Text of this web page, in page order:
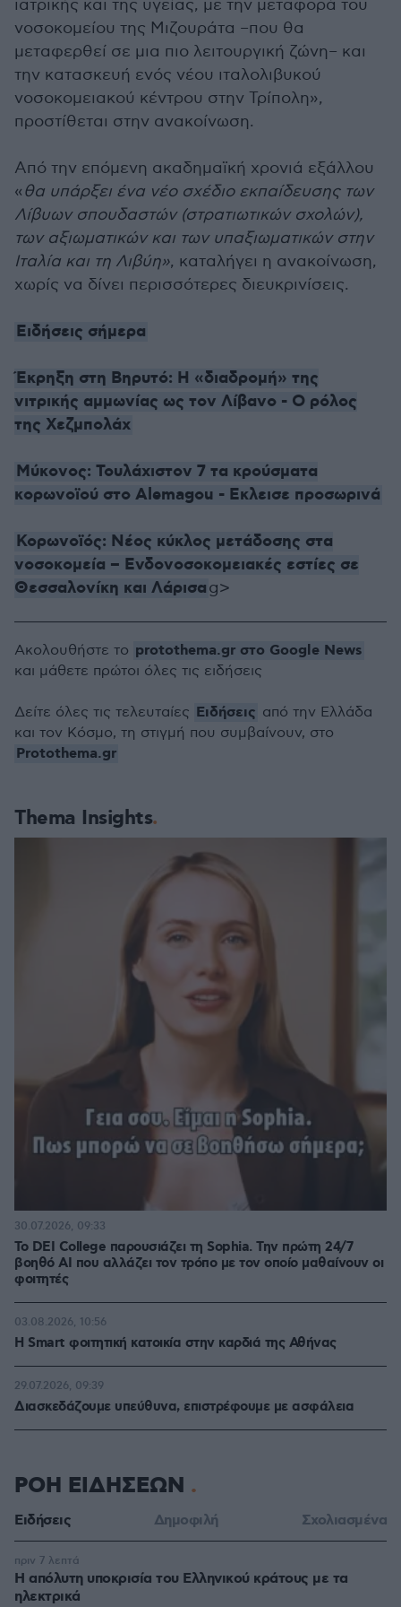
ιατρικής και της υγείας, με την μεταφορά του
νοσοκομείου της Μιζουράτα –που θα
μεταφερθεί σε μια πιο λειτουργική ζώνη– και
την κατασκευή ενός νέου ιταλολιβυκού
νοσοκομειακού κέντρου στην Τρίπολη»,
προστίθεται στην ανακοίνωση.
Από την επόμενη ακαδημαϊκή χρονιά εξάλλου
«θα υπάρξει ένα νέο σχέδιο εκπαίδευσης των
Λίβυων σπουδαστών (στρατιωτικών σχολών),
των αξιωματικών και των υπαξιωματικών στην
Ιταλία και τη Λιβύη», καταλήγει η ανακοίνωση,
χωρίς να δίνει περισσότερες διευκρινίσεις.
Ειδήσεις σήμερα
Έκρηξη στη Βηρυτό: Η «διαδρομή» της
νιτρικής αμμωνίας ως τον Λίβανο - Ο ρόλος
της Χεζμπολάχ
Μύκονος: Τουλάχιστον 7 τα κρούσματα
κορωνοϊού στο Alemagou - Εκλεισε προσωρινά
Κορωνοϊός: Νέος κύκλος μετάδοσης στα
νοσοκομεία – Ενδονοσοκομειακές εστίες σε
Θεσσαλονίκη και Λάρισαg>
Thema Insights
Το DEI College παρουσιάζει τη Sophia. Την πρώτη 24/7
βοηθό AI που αλλάζει τον τρόπο με τον οποίο μαθαίνουν οι
φοιτητές
30.07.2026, 09:33
Η Smart φοιτητική κατοικία στην καρδιά της Αθήνας
03.08.2026, 10:56
Διασκεδάζουμε υπεύθυνα, επιστρέφουμε με ασφάλεια
29.07.2026, 09:39
Ακολουθήστε το protothema.gr στο Google News
και μάθετε πρώτοι όλες τις ειδήσεις
Δείτε όλες τις τελευταίες Ειδήσεις από την Ελλάδα
και τον Κόσμο, τη στιγμή που συμβαίνουν, στο
Protothema.gr
ΡΟΗ ΕΙΔΗΣΕΩΝ
Ειδήσεις Δημοφιλή Σχολιασμένα
Η απόλυτη υποκρισία του Ελληνικού κράτους με τα
ηλεκτρικά
πριν 7 λεπτά